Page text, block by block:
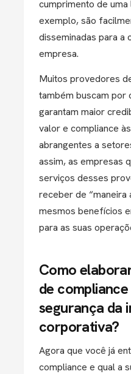
cumprimento de
exemplo, são
disseminadas para a
empresa.
Muitos provedores
também buscam por
garantam maior
valor e compliance
abrangentes a
assim, as empresas
serviços desses
receber de “maneira
mesmos benefícios
para as suas
Como
de
segurança da
corporativa?
Agora que você já
compliance e qual a